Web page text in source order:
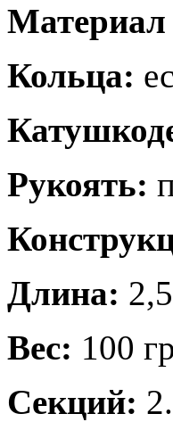
Кольца:
Рукоять:
Длина:
Вес: 100
Секций: 2.